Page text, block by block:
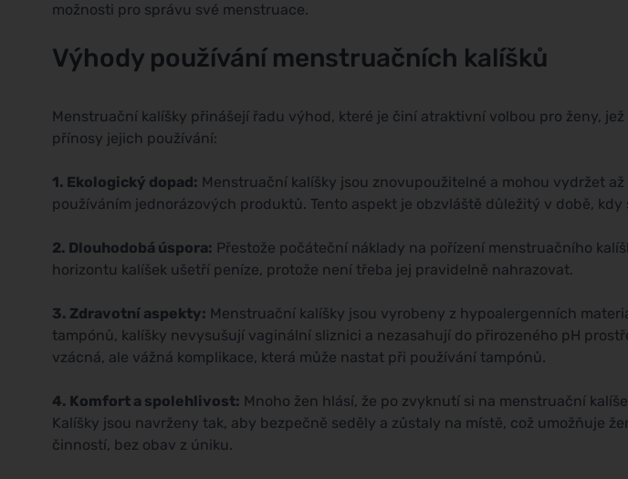
možnosti pro správu své menstruace.
Výhody používání menstruačních kalíšků
Menstruační kalíšky přinášejí řadu výhod, které je činí atraktivní volbou pro ženy,
přínosy jejich používání:
1. Ekologický dopad: Menstruační kalíšky jsou znovupoužitelné a mohou vydržet
používáním jednorázových produktů. Tento aspekt je obzvláště důležitý v době,
2. Dlouhodobá úspora: Přestože počáteční náklady na pořízení menstruačního
horizontu kalíšek ušetří peníze, protože není třeba jej pravidelně nahrazovat.
3. Zdravotní aspekty: Menstruační kalíšky jsou vyrobeny z hypoalergenních
tampónů, kalíšky nevysušují vaginální sliznici a nezasahují do přirozeného pH
vzácná, ale vážná komplikace, která může nastat při používání tampónů.
4. Komfort a spolehlivost: Mnoho žen hlásí, že po zvyknutí si na menstruační
Kalíšky jsou navrženy tak, aby bezpečně seděly a zůstaly na místě, což umožňuje
činností, bez obav z úniku.